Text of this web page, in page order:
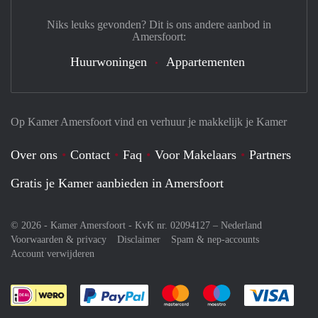
Op Kamer Amersfoort vind en verhuur je makkelijk je Kamer
Over ons Contact Faq Voor Makelaars
Partners
Gratis je Kamer aanbieden in Amersfoort
© 2026 - Kamer Amersfoort - KvK nr. 02094127 – Nederland
Voorwaarden & privacy
Disclaimer
Spam & nep-accounts
Account verwijderen
Je rekent gemakkelijk af met Paypal
Je rekent gemakkelijk af met
Je rekent
Niks leuks gevonden? Dit is ons andere aanbod in
Amersfoort:
Huurwoningen Appartementen